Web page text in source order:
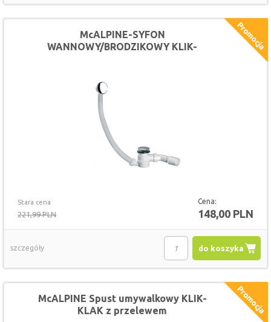
Stara cena
221,99 PLN
Cena:
148,00 PLN
McALPINE-SYFON
WANNOWY/BRODZIKOWY KLIK-
do koszyka
szczegóły
McALPINE Spust umywalkowy KLIK-
KLAK z przelewem